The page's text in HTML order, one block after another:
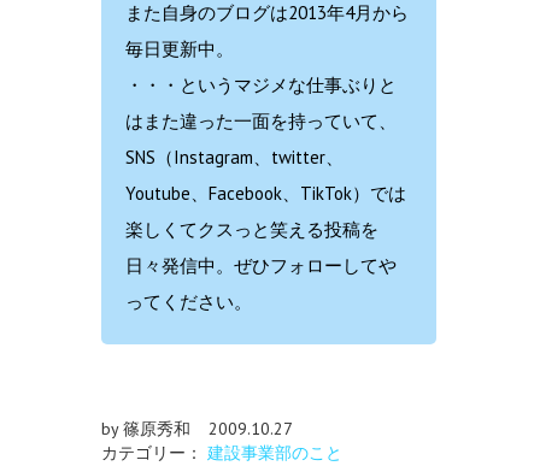
また自身のブログは2013年4月から
毎日更新中。
・・・というマジメな仕事ぶりと
はまた違った一面を持っていて、
SNS（Instagram、twitter、
Youtube、Facebook、TikTok）では
楽しくてクスっと笑える投稿を
日々発信中。ぜひフォローしてや
ってください。
by 篠原秀和
2009.10.27
カテゴリー： 建設事業部のこと